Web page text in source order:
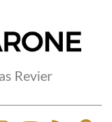
Revier